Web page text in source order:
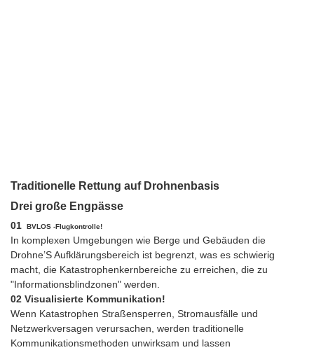
Traditionelle Rettung auf Drohnenbasis
Drei große Engpässe
01 BVLOS -Flugkontrolle!
In komplexen Umgebungen wie Berge und Gebäuden die
Drohne’S Aufklärungsbereich ist begrenzt, was es schwierig
macht, die Katastrophenkernbereiche zu erreichen, die zu
"Informationsblindzonen" werden.
02 Visualisierte Kommunikation!
Wenn Katastrophen Straßensperren, Stromausfälle und
Netzwerkversagen verursachen, werden traditionelle
Kommunikationsmethoden unwirksam und lassen